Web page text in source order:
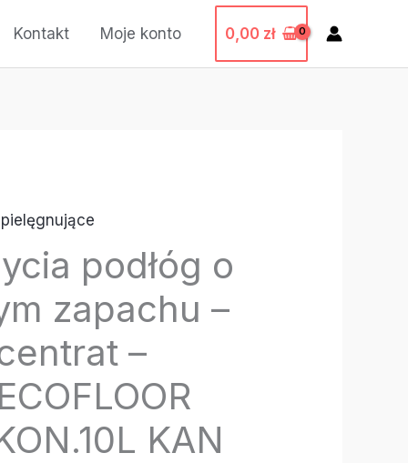
Kontakt Moje konto 0,00 zł
podłóg o
zapachu –
–
KAN